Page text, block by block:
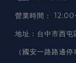
營業時間 ：
地址 ：台中市西
（國安一路路邊